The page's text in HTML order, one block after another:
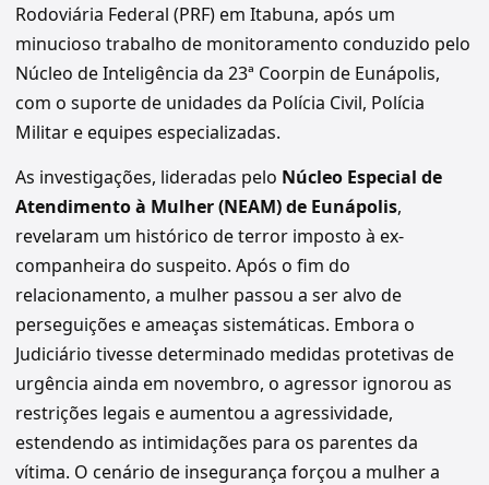
Rodoviária Federal (PRF) em Itabuna, após um
minucioso trabalho de monitoramento conduzido pelo
Núcleo de Inteligência da 23ª Coorpin de Eunápolis,
com o suporte de unidades da Polícia Civil, Polícia
Militar e equipes especializadas.
As investigações, lideradas pelo Núcleo Especial de
Atendimento à Mulher (NEAM) de Eunápolis,
revelaram um histórico de terror imposto à ex-
companheira do suspeito. Após o fim do
relacionamento, a mulher passou a ser alvo de
perseguições e ameaças sistemáticas. Embora o
Judiciário tivesse determinado medidas protetivas de
urgência ainda em novembro, o agressor ignorou as
restrições legais e aumentou a agressividade,
estendendo as intimidações para os parentes da
vítima. O cenário de insegurança forçou a mulher a